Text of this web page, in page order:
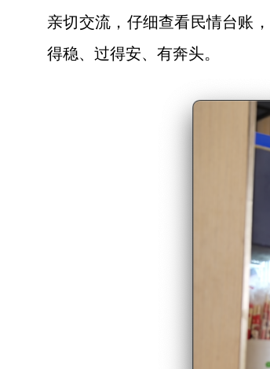
亲切交流，仔细查看民情台账
得稳、过得安、有奔头。